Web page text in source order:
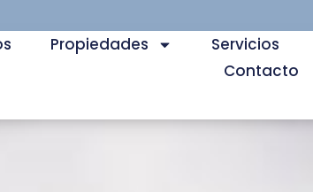
Propiedades
Servicios
Contacto